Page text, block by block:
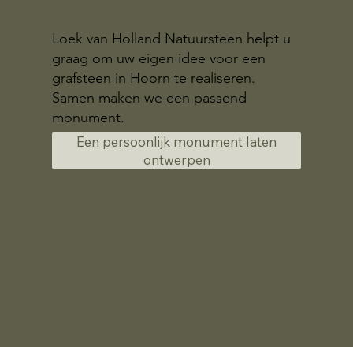
Loek van Holland Natuursteen helpt u
graag om uw eigen idee voor een
grafsteen in Hoorn te realiseren.
Samen maken we een passend
monument.
Een persoonlijk monument laten
ontwerpen